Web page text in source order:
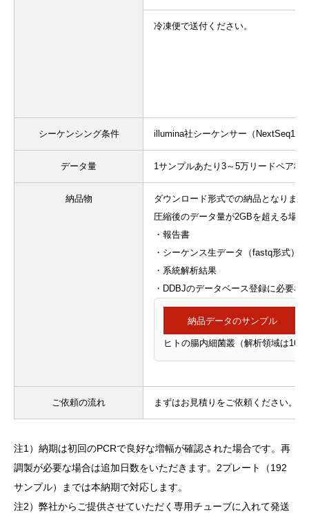
冷凍便で送付ください。
シーケンシング条件 illumina社シーケンサー（
データ量 1サンプルあたり3～5万リードペア程
納品物
ダウンロード形式での納品となります
圧縮後のデータ量が2GBを超える場
・報告書
・シーケンス生データ（fastq形式）
・系統解析結果
・DDBJのデータベース登録に必要な
納品データのサンプル
ヒトの腸内細菌叢（解析領域は
ご依頼の流れ まずはお見積りをご依頼ください。
注1）納期は初回のPCRで良好な増幅が確認された場合です。再
調製が必要な場合は追加日数をいただきます。2プレート（192
サンプル）までは本納期で対応します。
注2）弊社からご提供させていただく専用チューブに入れて発送